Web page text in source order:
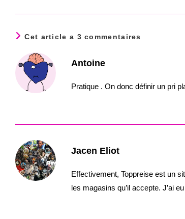
Cet article a 3 commentaires
Antoine
Pratique . On donc définir un pri
Jacen Eliot
Effectivement, Toppreise est un
les magasins qu’il accepte. J’ai